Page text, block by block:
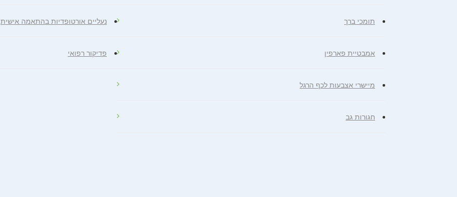
תומכי ברך
אמבטיית פארפין
מיישרי אצבעות לכף הרגל
חגורות גב
נעליים אורטופדיות בהתאמה אישית
פדיקור רפואי